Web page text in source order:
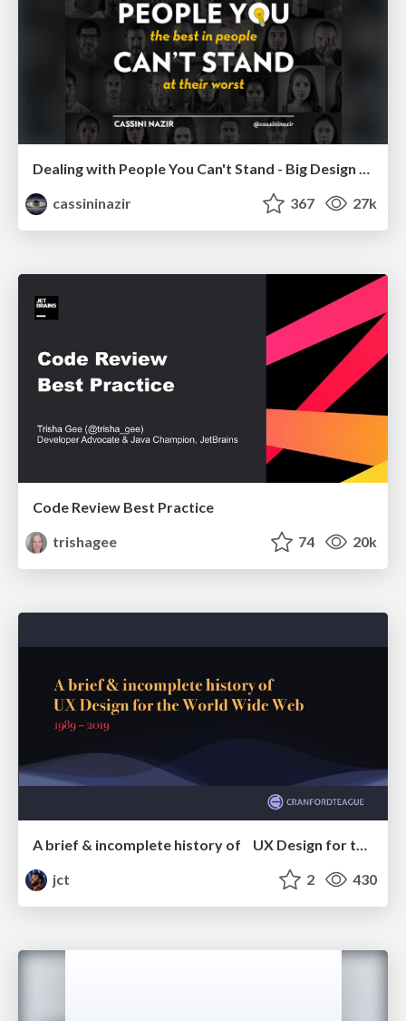
Dealing with People You Can't Stand - Big Design 2015
cassininazir
367 27k
Code Review Best Practice
trishagee
74 20k
A brief & incomplete history of UX Design for the World Wide Web: 1989–2019
jct
2 430